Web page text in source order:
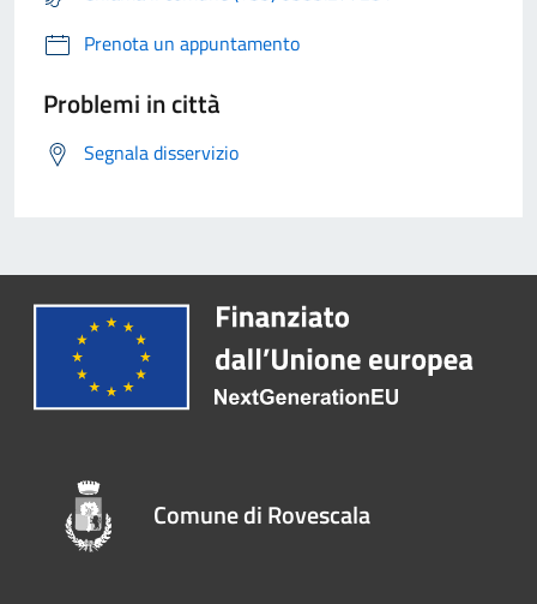
Prenota un appuntamento
Problemi in città
Segnala disservizio
Comune di Rovescala